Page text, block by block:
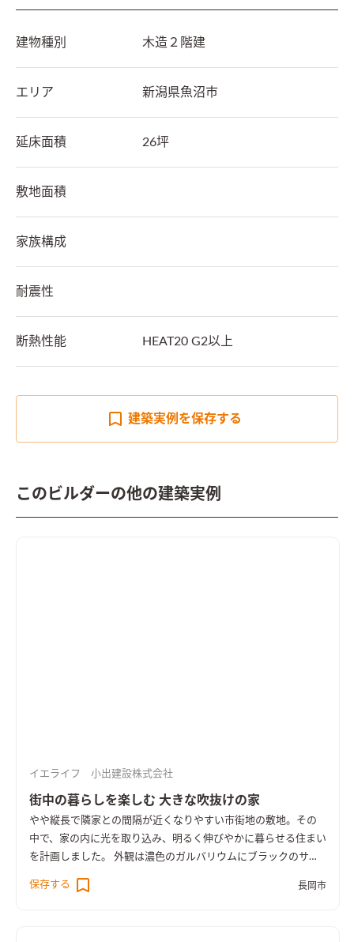
建物種別 木造２階建
エリア 新潟県魚沼市
延床面積 26坪
敷地面積
家族構成
耐震性
断熱性能 HEAT20 G2以上
建築実例を保存する
このビルダーの他の建築実例
イエライフ 小出建設株式会社
街中の暮らしを楽しむ 大きな吹抜けの家
やや縦長で隣家との間隔が近くなりやすい市街地の敷地。その
中で、家の内に光を取り込み、明るく伸びやかに暮らせる住まい
を計画しました。 外観は濃色のガルバリウムにブラックのサッ
抜けから明るい光が差し込む開放的な空間が広がります。 吹き
保存する 長岡市